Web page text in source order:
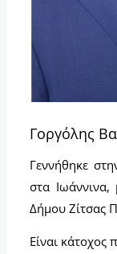
Γοργόλης
Γεννήθηκε
στα
Δήμου Ζίτσας
Είναι κάτοχος